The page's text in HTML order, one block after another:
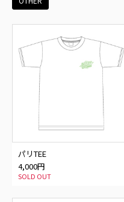
パリTEE
4,000円
SOLD OUT